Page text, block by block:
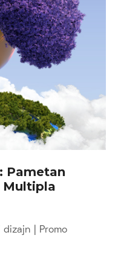
Pametan
Multipla
dizajn Promo